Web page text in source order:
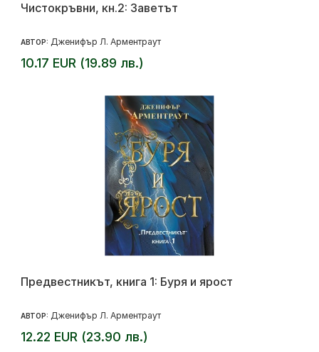
Чистокръвни, кн.2: Заветът
АВТОР: Дженифър Л. Арментраут
10.17 EUR (19.89 лв.)
Предвестникът, книга 1: Буря и ярост
АВТОР: Дженифър Л. Арментраут
12.22 EUR (23.90 лв.)